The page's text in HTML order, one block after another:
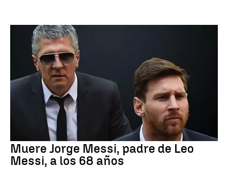
Muere Jorge Messi, padre de Leo
Messi, a los 68 años